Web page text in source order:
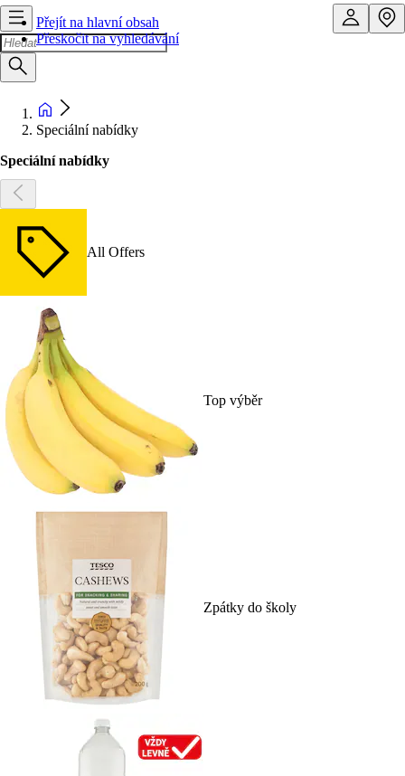
Přejít na hlavní obsah
Přeskočit na vyhledávání
Speciální nabídky
Speciální nabídky
All Offers
Top výběr
Zpátky do školy